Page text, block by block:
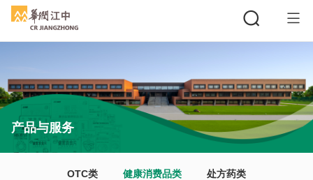
搜索
产品与服务
OTC类 健康消费品类 处方药类